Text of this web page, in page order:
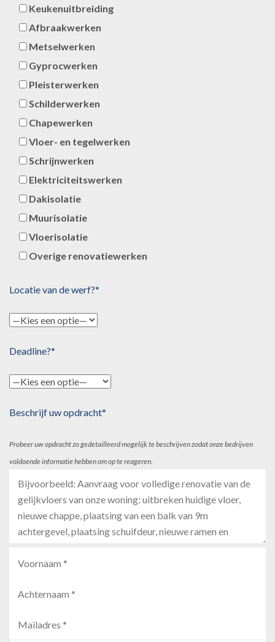
Keukenuitbreiding
Afbraakwerken
Metselwerken
Gyprocwerken
Pleisterwerken
Schilderwerken
Chapewerken
Vloer- en tegelwerken
Schrijnwerken
Elektriciteitswerken
Dakisolatie
Muurisolatie
Vloerisolatie
Overige renovatiewerken
Locatie van de werf?*
Deadline?*
Beschrijf uw opdracht*
Probeer uw opdracht zo gedetailleerd mogelijk te beschrijven zodat onze bedrijven
voldoende informatie hebben om op te reageren.